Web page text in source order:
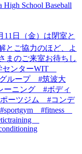
High School Baseball